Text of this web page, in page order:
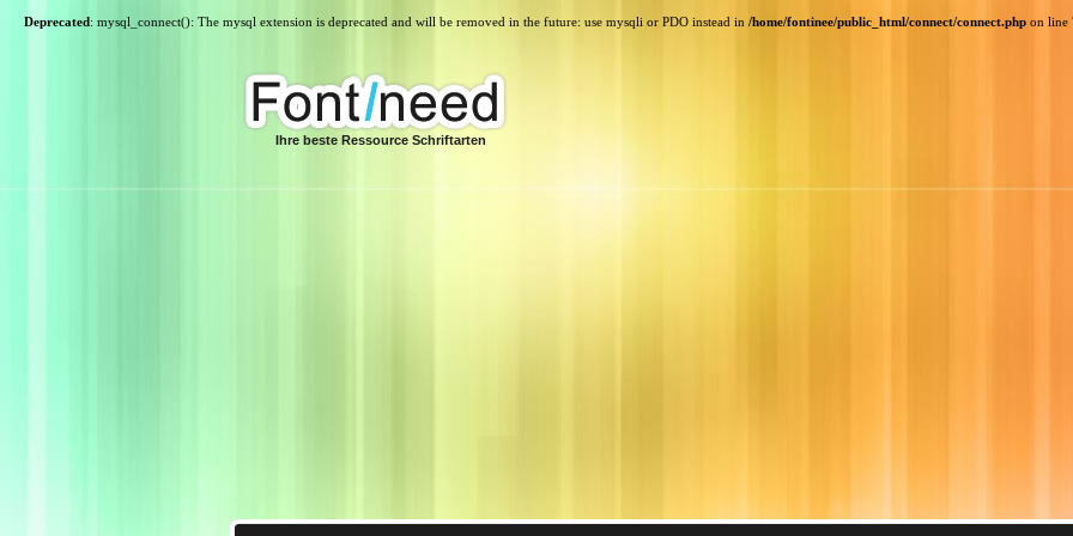
Deprecated: mysql_connect(): The mysql extension is deprecated and will be removed in the future: use mysqli or PDO instead in /home/fontinee/public_html/connect/connect.php on line
Ihre beste Ressource Schriftarten